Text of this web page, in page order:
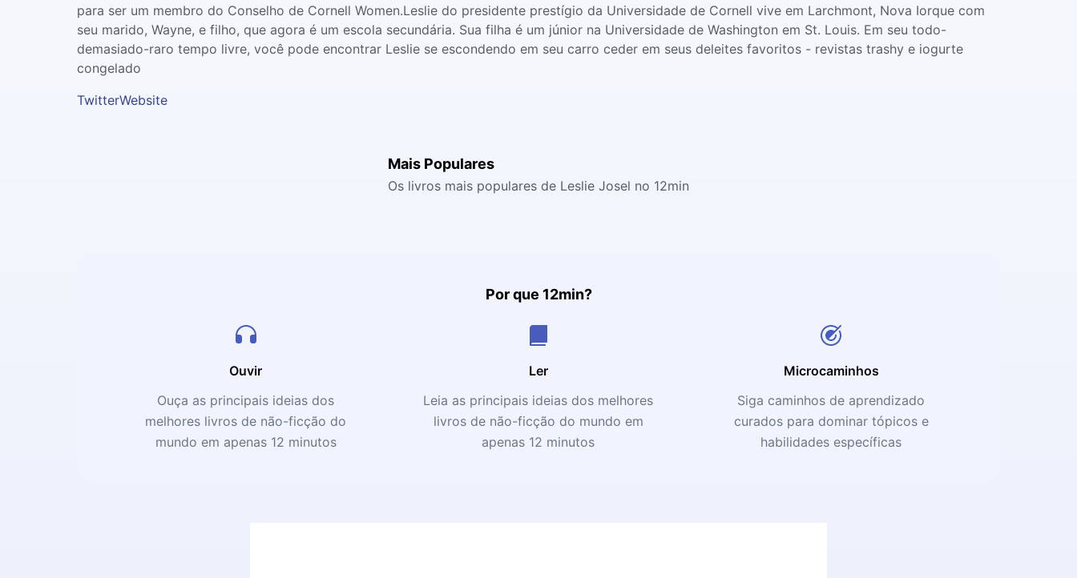
para ser um membro do Conselho de Cornell Women.Leslie do presidente prestígio da Universidade de Cornell vive em Larchmont, Nova Iorque com
seu marido, Wayne, e filho, que agora é um escola secundária. Sua filha é um júnior na Universidade de Washington em St. Louis. Em seu todo-
demasiado-raro tempo livre, você pode encontrar Leslie se escondendo em seu carro ceder em seus deleites favoritos - revistas trashy e iogurte
congelado
TwitterWebsite
Mais Populares
Os livros mais populares de Leslie Josel no 12min
Por que 12min?
Ouvir
Ouça as principais ideias dos
melhores livros de não-ficção do
mundo em apenas 12 minutos
Ler
Leia as principais ideias dos melhores
livros de não-ficção do mundo em
apenas 12 minutos
Microcaminhos
Siga caminhos de aprendizado
curados para dominar tópicos e
habilidades específicas